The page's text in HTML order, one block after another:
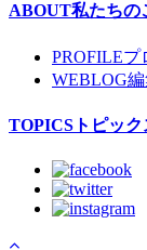
ABOUT私たちの
PROFILEプ
WEBLOG
TOPICS トピック